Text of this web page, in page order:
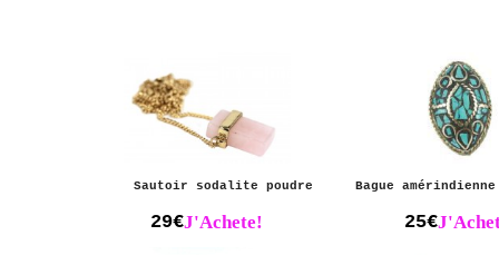
Sautoir sodalite poudre
29€J'Achete!
Bague amérindienne
25€